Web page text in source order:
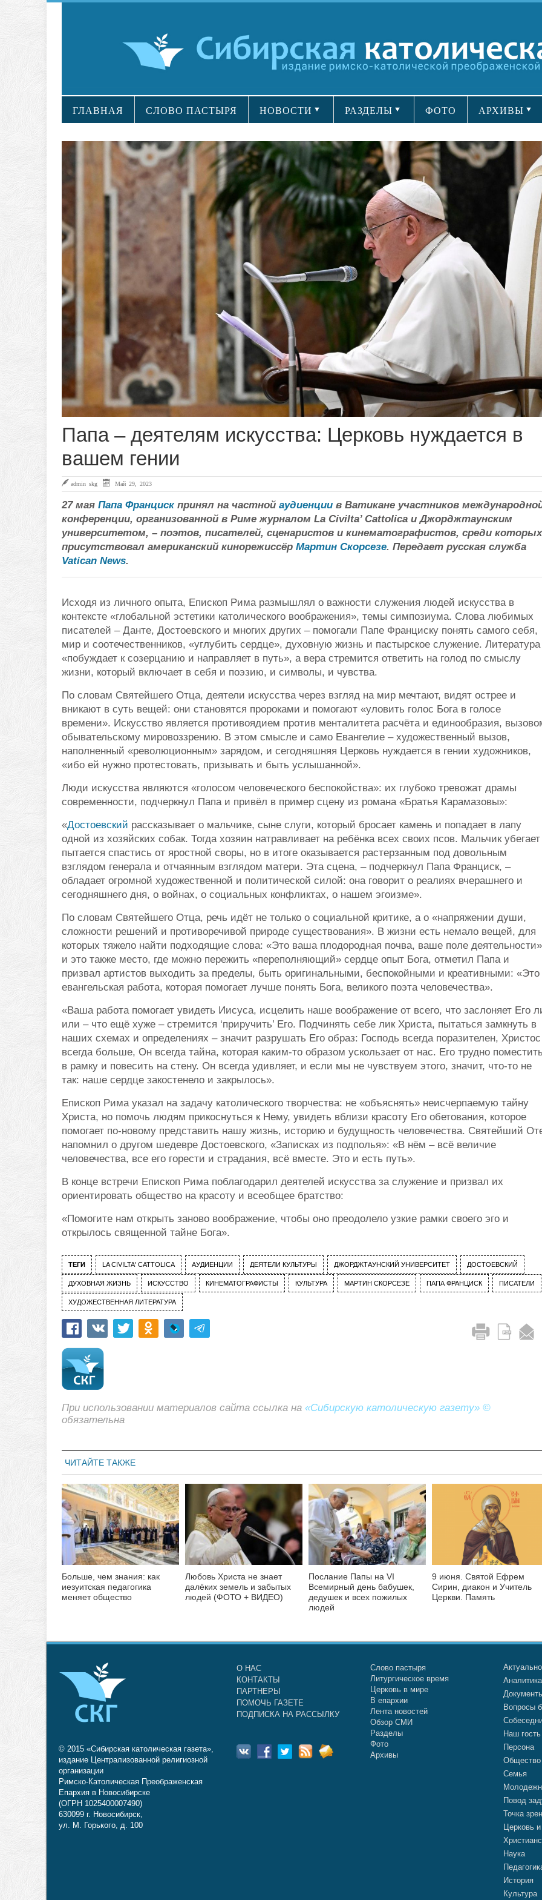
ГЛАВНАЯ СЛОВО ПАСТЫРЯ НОВОСТИ РАЗДЕЛЫ ФОТО АРХИВЫ
Папа – деятелям искусства: Церковь нуждается в
вашем гении
admin skg Май 29, 2023
27 мая Папа Франциск принял на частной аудиенции в Ватикане участников
конференции, организованной в Риме журналом La Civilta’ Cattolica и Джорджтаунским
университетом, – поэтов, писателей, сценаристов и кинематографистов, среди которых
присутствовал американский кинорежиссёр Мартин Скорсезе. Передает русская служба
Vatican News.
Исходя из личного опыта, Епископ Рима размышлял о важности служения людей искусства в
контексте «глобальной эстетики католического воображения», темы симпозиума. Слова любимых
писателей – Данте, Достоевского и многих других – помогали Папе Франциску понять самого себя,
мир и соотечественников, «углубить сердце», духовную жизнь и пастырское служение. Литература
«побуждает к созерцанию и направляет в путь», а вера стремится ответить на голод по смыслу
жизни, который включает в себя и поэзию, и символы, и чувства.
По словам Святейшего Отца, деятели искусства через взгляд на мир мечтают, видят острее и
вникают в суть вещей: они становятся пророками и помогают «уловить голос Бога в голосе
времени». Искусство является противоядием против менталитета расчёта и единообразия,
обывательскому мировоззрению. В этом смысле и само Евангелие – художественный вызов,
наполненный «революционным» зарядом, и сегодняшняя Церковь нуждается в гении художников,
«ибо ей нужно протестовать, призывать и быть услышанной».
Люди искусства являются «голосом человеческого беспокойства»: их глубоко тревожат драмы
современности, подчеркнул Папа и привёл в пример сцену из романа «Братья Карамазовы»:
«Достоевский рассказывает о мальчике, сыне слуги, который бросает камень и попадает в лапу
одной из хозяйских собак. Тогда хозяин натравливает на ребёнка всех своих псов. Мальчик
пытается спастись от яростной своры, но в итоге оказывается растерзанным под довольным
взглядом генерала и отчаянным взглядом матери. Эта сцена, – подчеркнул Папа Франциск, –
обладает огромной художественной и политической силой: она говорит о реалиях вчерашнего и
сегодняшнего дня, о войнах, о социальных конфликтах, о нашем эгоизме».
По словам Святейшего Отца, речь идёт не только о социальной критике, а о «напряжении души,
сложности решений и противоречивой природе существования». В жизни есть немало вещей, для
которых тяжело найти подходящие слова: «Это ваша плодородная почва, ваше поле
и это также место, где можно пережить «переполняющий» сердце опыт Бога, отметил Папа и
призвал артистов выходить за пределы, быть оригинальными, беспокойными и креативными: «Это
евангельская работа, которая помогает лучше понять Бога, великого поэта человечества».
«Ваша работа помогает увидеть Иисуса, исцелить наше воображение от всего, что заслоняет Его
или – что ещё хуже – стремится ‘приручить’ Его. Подчинять себе лик Христа, пытаться замкнуть в
наших схемах и определениях – значит разрушать Его образ: Господь всегда поразителен, Христос
всегда больше, Он всегда тайна, которая каким-то образом ускользает от нас. Его трудно
в рамку и повесить на стену. Он всегда удивляет, и если мы не чувствуем этого, значит, что-то не
так: наше сердце закостенело и закрылось».
Епископ Рима указал на задачу католического творчества: не «объяснять» неисчерпаемую тайну
Христа, но помочь людям прикоснуться к Нему, увидеть вблизи красоту Его обетования, которое
помогает по-новому представить нашу жизнь, историю и будущность человечества. Святейший
напомнил о другом шедевре Достоевского, «Записках из подполья»: «В нём – всё величие
человечества, все его горести и страдания, всё вместе. Это и есть путь».
В конце встречи Епископ Рима поблагодарил деятелей искусства за служение и призвал их
ориентировать общество на красоту и всеобщее братство:
«Помогите нам открыть заново воображение, чтобы оно преодолело узкие рамки своего эго и
открылось священной тайне Бога».
ТЕГИ LA CIVILTA' CATTOLICA АУДИЕНЦИИ ДЕЯТЕЛИ КУЛЬТУРЫ ДЖОРДЖТАУНСКИЙ УНИВЕРСИТЕТ ДОСТОЕВСКИЙ
ДУХОВНАЯ ЖИЗНЬ ИСКУССТВО КИНЕМАТОГРАФИСТЫ КУЛЬТУРА МАРТИН СКОРСЕЗЕ ПАПА ФРАНЦИСК ПИСАТЕЛИ
ХУДОЖЕСТВЕННАЯ ЛИТЕРАТУРА
При использовании материалов сайта ссылка на «Сибирскую католическую газету» ©
обязательна
ЧИТАЙТЕ ТАКЖЕ
Больше, чем знания: как
иезуитская педагогика
меняет общество
Любовь Христа не знает
далёких земель и забытых
людей (ФОТО + ВИДЕО)
Послание Папы на VI
Всемирный день бабушек,
дедушек и всех пожилых
людей
9 июня. Святой Ефрем
Сирин, диакон и Учитель
Церкви. Память
© 2015 «Сибирская католическая газета»,
издание Централизованной религиозной
организации
Римско-Католическая Преображенская
Епархия в Новосибирске
(ОГРН 1025400007490)
630099 г. Новосибирск,
ул. М. Горького, д. 100
О НАС
КОНТАКТЫ
ПАРТНЕРЫ
ПОМОЧЬ ГАЗЕТЕ
ПОДПИСКА НА РАССЫЛКУ
Слово пастыря
Литургическое время
Церковь в мире
В епархии
Лента новостей
Обзор СМИ
Разделы
Фото
Архивы
Актуально
Аналитика
Вопросы
Наш гость
Персона
Общество
Семья
Повод
Точка
Церковь
Наука
История
Культура